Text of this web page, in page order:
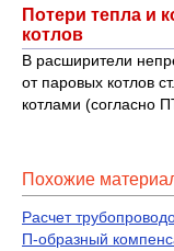
Потери тепла и
котлов
В расширители
от паровых котлов
котлами (согласно
Похожие
Расчет
П-образный